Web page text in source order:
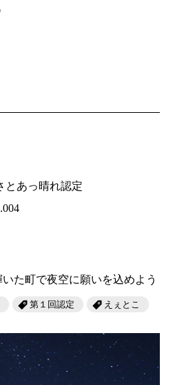
とあっ晴れ認定
いた町で夜空に願いを込めよう
第１回認定 えぇとこ